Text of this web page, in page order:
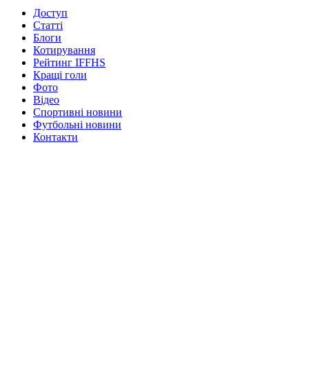
Доступ
Статті
Блоги
Котирування
Рейтинг IFFHS
Кращі голи
Фото
Відео
Спортивні новини
Футбольні новини
Контакти